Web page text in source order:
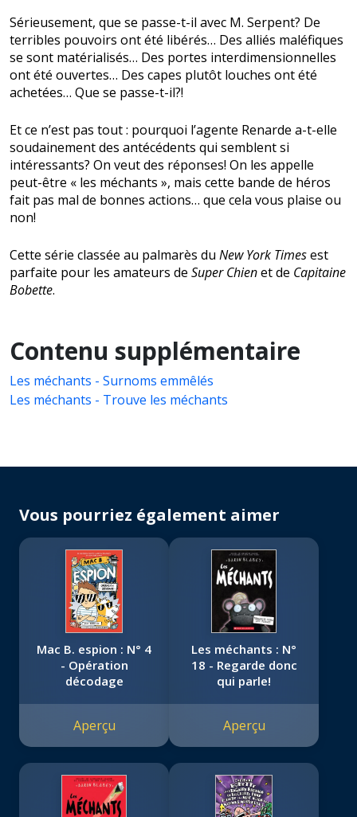
Sérieusement, que se passe-t-il avec M. Serpent? De
terribles pouvoirs ont été libérés… Des alliés maléfiques
se sont matérialisés… Des portes interdimensionnelles
ont été ouvertes… Des capes plutôt louches ont été
achetées… Que se passe-t-il?!
Et ce n’est pas tout : pourquoi l’agente Renarde a-t-elle
soudainement des antécédents qui semblent si
intéressants? On veut des réponses! On les appelle
peut-être « les méchants », mais cette bande de héros
fait pas mal de bonnes actions… que cela vous plaise ou
non!
Cette série classée au palmarès du New York Timesest
parfaite pour les amateurs de Super Chienet de Capitaine
Bobette.
Contenu supplémentaire
Les méchants - Surnoms emmêlés
Les méchants - Trouve les méchants
Vous pourriez également aimer
Mac B. espion : N° 4
- Opération
décodage
Aperçu
Les méchants : N°
18 - Regarde donc
qui parle!
Aperçu